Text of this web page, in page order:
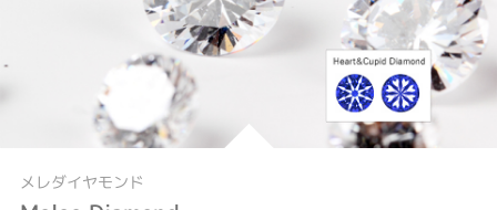
メレダイヤモンド